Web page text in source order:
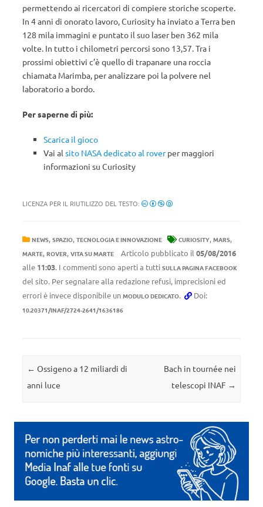
permettendo ai ricercatori di compiere storiche scoperte.
In 4 anni di onorato lavoro, Curiosity ha inviato a Terra ben
128 mila immagini e puntato il suo laser ben 362 mila
volte. In tutto i chilometri percorsi sono 13,57. Tra i
prossimi obiettivi c’è quello di trapanare una roccia
chiamata Marimba, per analizzare poi la polvere nel
laboratorio a bordo.
Per saperne di più:
Scarica il gioco
Vai al sito NASA dedicato al roverper maggiori
informazioni su Curiosity
LICENZA PER IL RIUTILIZZO DEL TESTO:
NEWS, SPAZIO, TECNOLOGIA E INNOVAZIONE CURIOSITY, MARS,
MARTE, ROVER, VITA SU MARTE Articolo pubblicato il 05/08/2016
alle 11:03. I commenti sono aperti a tutti SULLA PAGINA FACEBOOK
del sito. Per segnalare alla redazione refusi, imprecisioni ed
errori è invece disponibile un MODULO DEDICATO. Doi:
10.20371/INAF/2724-2641/1636186
Navigazione articolo
← Ossigeno a 12 miliardi di
anni luce
Bach in tournée nei
telescopi INAF →